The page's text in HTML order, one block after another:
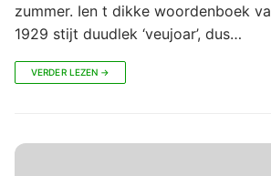
zummer. Ien t dikke woordenboek
1929 stijt duudlek ‘veujoar’, dus…
VERDER LEZEN →